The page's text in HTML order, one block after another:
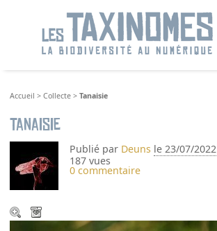
Accueil >Collecte >Tanaisie
Tanaisie
Publié par Deuns le 23/07/2022
187 vues
0 commentaire